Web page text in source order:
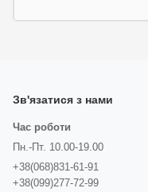
Зв'язатися з нами
Час роботи
Пн.-Пт. 10.00-19.00
+38(068)831-61-91
+38(099)277-72-99